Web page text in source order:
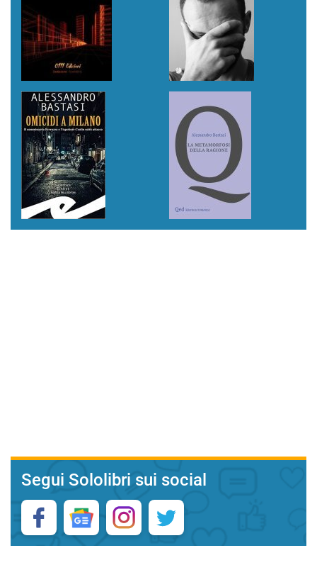
Segui Sololibri sui social